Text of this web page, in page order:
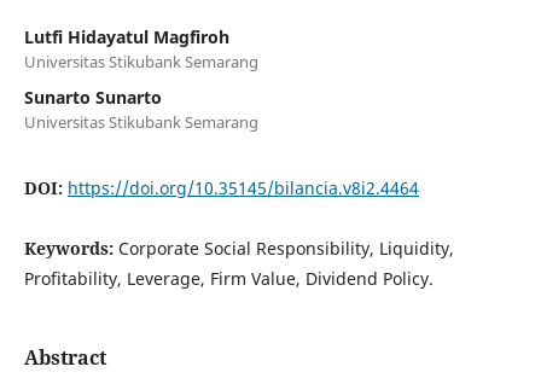
Lutfi Hidayatul Magfiroh
Universitas Stikubank Semarang
Sunarto Sunarto
Universitas Stikubank Semarang
DOI: https://doi.org/10.35145/bilancia.v8i2.4464
Keywords: Corporate Social Responsibility, Liquidity,
Profitability, Leverage, Firm Value, Dividend Policy.
Abstract